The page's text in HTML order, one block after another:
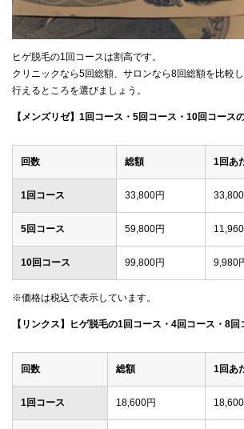
ヒゲ脱毛の1回コースは割高です。
クリニックなら5回総額、サロンなら8回総額を比較
行えるところを選びましょう。
【メンズリゼ】1回コース・5回コース・10回コース
回数 総額 1回あ
1回コース 33,800円
5回コース 59,800円
10回コース 99,800円 9,980
※価格は税込で表示しています。
【リンクス】ヒゲ脱毛の1回コース・4回コース・8
回数 総額 1回あ
1回コース 18,600円